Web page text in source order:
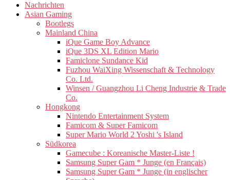
Nachrichten
Asian Gaming
Bootlegs
Mainland China
iQue Game Boy Advance
iQue 3DS XL Edition Mario
Famiclone Sundance Kid
Fuzhou WaiXing Wissenschaft & Technology
Co. Ltd.
Winsen / Guangzhou Li Cheng Industrie & Trade
Co.
Hongkong
Nintendo Entertainment System
Famicom & Super Famicom
Super Mario World 2 Yoshi 's Island
Südkorea
Gamecube : Koreanische Master-Liste !
Samsung Super Gam * Junge (en Français)
Samsung Super Gam * Junge (in englischer